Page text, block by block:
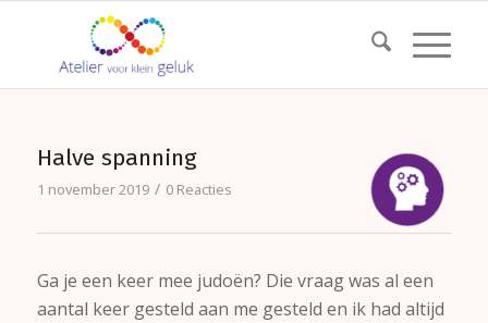
Halve spanning
1 november 2019 / 0 Reacties
Ga je een keer mee judoën? Die vraag was al een
aantal keer gesteld aan me gesteld en ik had altijd